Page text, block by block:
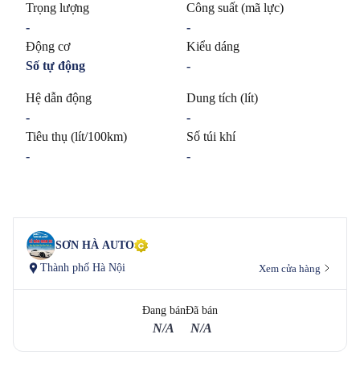
Trọng lượng
-
Động cơ
Số tự động
Công suất (mã lực)
-
Kiểu dáng
-
Hệ dẫn động
-
Tiêu thụ (lít/100km)
-
Dung tích (lít)
-
Số túi khí
-
SƠN HÀ AUTO
Thành phố Hà Nội
Xem cửa hàng
Đang bán
N/A
Đã bán
N/A